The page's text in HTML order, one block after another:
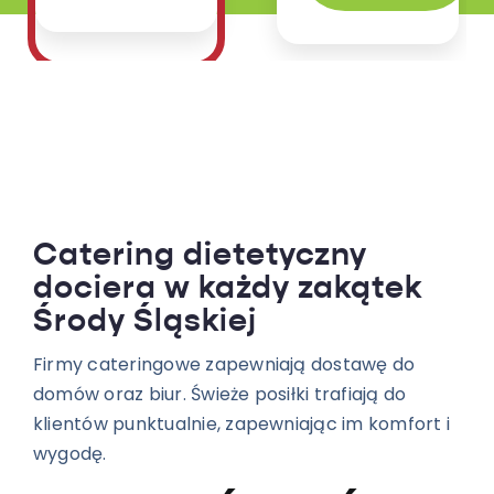
Catering dietetyczny
dociera w każdy zakątek
Środy Śląskiej
Firmy cateringowe zapewniają dostawę do
domów oraz biur. Świeże posiłki trafiają do
klientów punktualnie, zapewniając im komfort i
wygodę.